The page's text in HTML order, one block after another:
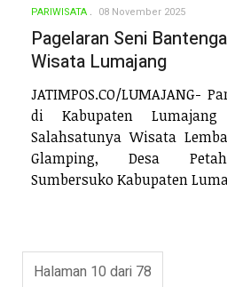
PARIWISATA 08 November 2025
Pagelaran Seni
Wisata Lumajang
JATIMPOS.CO/LUMAJANG-
di Kabupaten
Salahsatunya Wisata
Glamping, Desa
Sumbersuko Kabupaten
Halaman 10 dari 78